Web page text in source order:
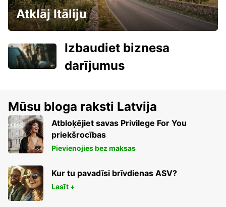
Atklāj Itāliju
Izbaudiet biznesa
darījumus
Mūsu bloga raksti Latvija
Atbloķējiet savas Privilege For You
priekšrocības
Pievienojies bez maksas
Kur tu pavadīsi brīvdienas ASV?
Lasīt +